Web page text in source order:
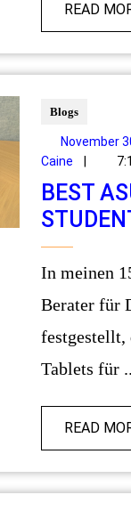
READ
Blogs
November
Caine
BEST
In meinen 15 Jahren als Führungskraft und
Berater für
festgestellt,
Tablets für
READ